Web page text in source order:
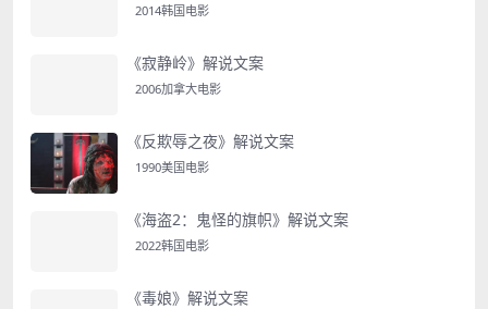
2014韩国电影
《寂静岭》解说文案
2006加拿大电影
《反欺辱之夜》解说文案
1990美国电影
《海盗2：鬼怪的旗帜》解说文案
2022韩国电影
《毒娘》解说文案